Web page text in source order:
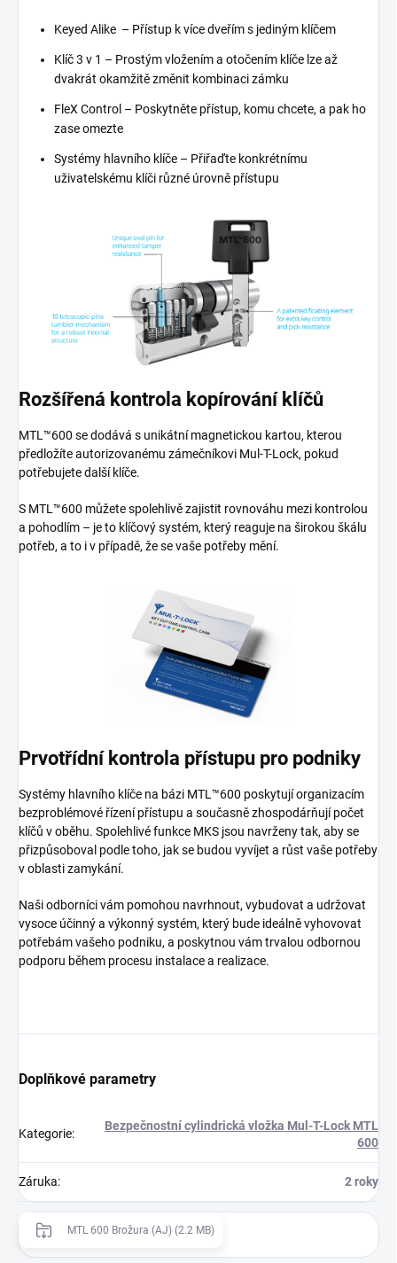
Keyed Alike – Přístup k více dveřím s jediným klíčem
Klíč 3 v 1 – Prostým vložením a otočením klíče lze až
dvakrát okamžitě změnit kombinaci zámku
FleX Control – Poskytněte přístup, komu chcete, a pak ho
zase omezte
Systémy hlavního klíče – Přiřaďte konkrétnímu
uživatelskému klíči různé úrovně přístupu
Rozšířená kontrola kopírování klíčů
MTL™600 se dodává s unikátní magnetickou kartou, kterou
předložíte autorizovanému zámečníkovi Mul-T-Lock, pokud
potřebujete další klíče.
S MTL™600 můžete spolehlivě zajistit rovnováhu mezi kontrolou
a pohodlím – je to klíčový systém, který reaguje na širokou škálu
potřeb, a to i v případě, že se vaše potřeby mění.
Prvotřídní kontrola přístupu pro podniky
Systémy hlavního klíče na bázi MTL™600 poskytují organizacím
bezproblémové řízení přístupu a současně zhospodárňují počet
klíčů v oběhu. Spolehlivé funkce MKS jsou navrženy tak, aby se
přizpůsoboval podle toho, jak se budou vyvíjet a růst vaše potřeby
v oblasti zamykání.
Naši odborníci vám pomohou navrhnout, vybudovat a udržovat
vysoce účinný a výkonný systém, který bude ideálně vyhovovat
potřebám vašeho podniku, a poskytnou vám trvalou odbornou
podporu během procesu instalace a realizace.
Doplňkové parametry
Kategorie:
Bezpečnostní cylindrická vložka Mul-T-Lock MTL
600
Záruka: 2 roky
MTL 600 Brožura (AJ) (2.2 MB)